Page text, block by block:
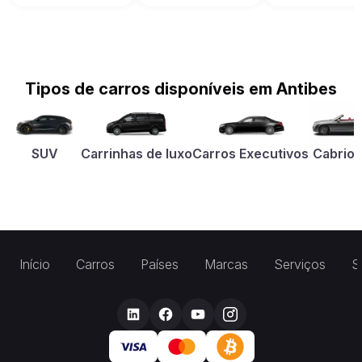
Tipos de carros disponíveis em Antibes
SUV Carrinhas de luxoCarros Executivos
Início Carros Países Marcas Serviços